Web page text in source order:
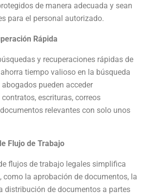
de manera adecuada y sean
para el personal autorizado.
Rápida
y recuperaciones rápidas de
tiempo valioso en la búsqueda
pueden acceder
escrituras, correos
relevantes con solo unos
Flujo de Trabajo
flujos de trabajo legales simplifica
como la aprobación de documentos, la
distribución de documentos a partes